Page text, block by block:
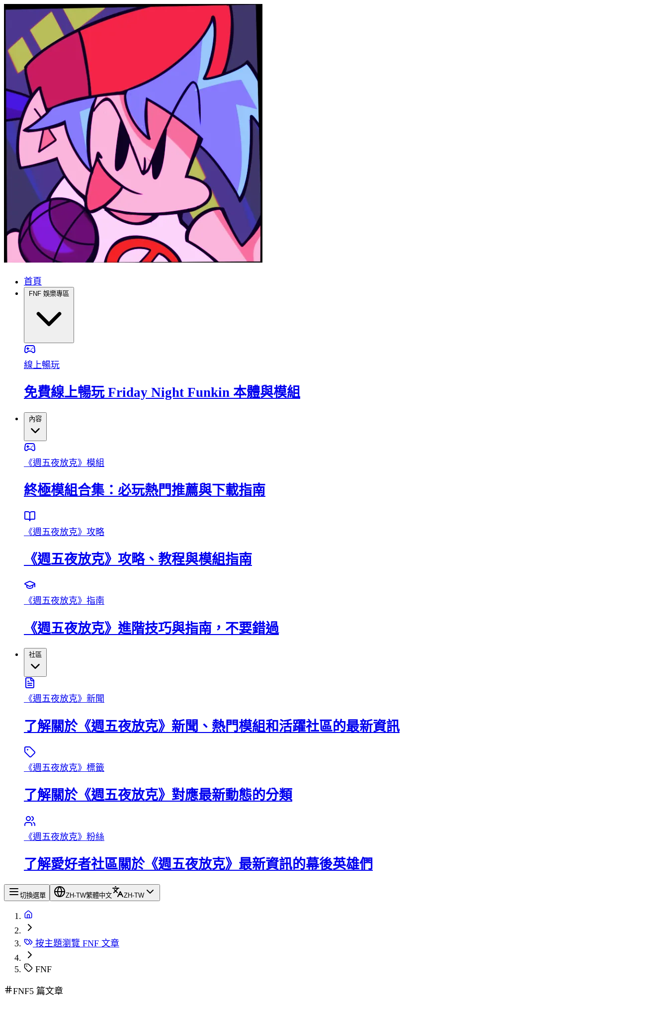
首頁
線上暢玩
免費線上暢玩 Friday Night Funkin 本體與模組
《週五夜放克》模組
終極模組合集：必玩熱門推薦與下載指南
《週五夜放克》攻略
《週五夜放克》攻略、教程與模組指南
《週五夜放克》指南
《週五夜放克》進階技巧與指南，不要錯過
《週五夜放克》新聞
了解關於《週五夜放克》新聞、熱門模組和活躍社區的最新資訊
《週五夜放克》標籤
了解關於《週五夜放克》對應最新動態的分類
《週五夜放克》粉絲
了解愛好者社區關於《週五夜放克》最新資訊的幕後英雄們
切換選單 ZH-TW繁體中文 ZH-TW
按主題瀏覽 FNF 文章
FNF
FNF5 篇文章